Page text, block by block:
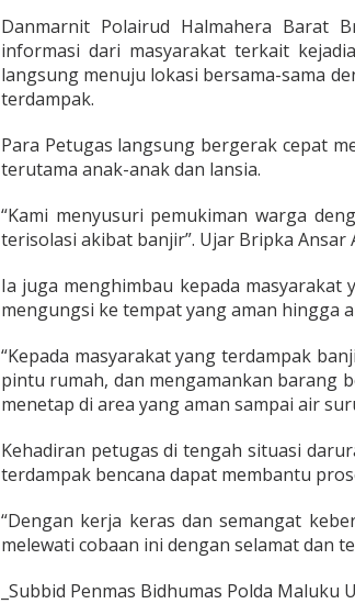
h
e
r
a
r
a
Danmarnit Polairud Halmahera Barat
informasi dari masyarakat terkait
langsung menuju lokasi bersama-sama
terdampak.
Para Petugas langsung bergerak cepat
terutama anak-anak dan lansia.
“Kami menyusuri pemukiman warga
terisolasi akibat banjir”. Ujar Bripka
Ia juga menghimbau kepada
mengungsi ke tempat yang aman hingga
“Kepada masyarakat yang terdampak
pintu rumah, dan mengamankan barang
menetap di area yang aman sampai air
Kehadiran petugas di tengah situasi
terdampak bencana dapat membantu
“Dengan kerja keras dan semangat
melewati cobaan ini dengan selamat dan
_Subbid Penmas Bidhumas Polda Maluku